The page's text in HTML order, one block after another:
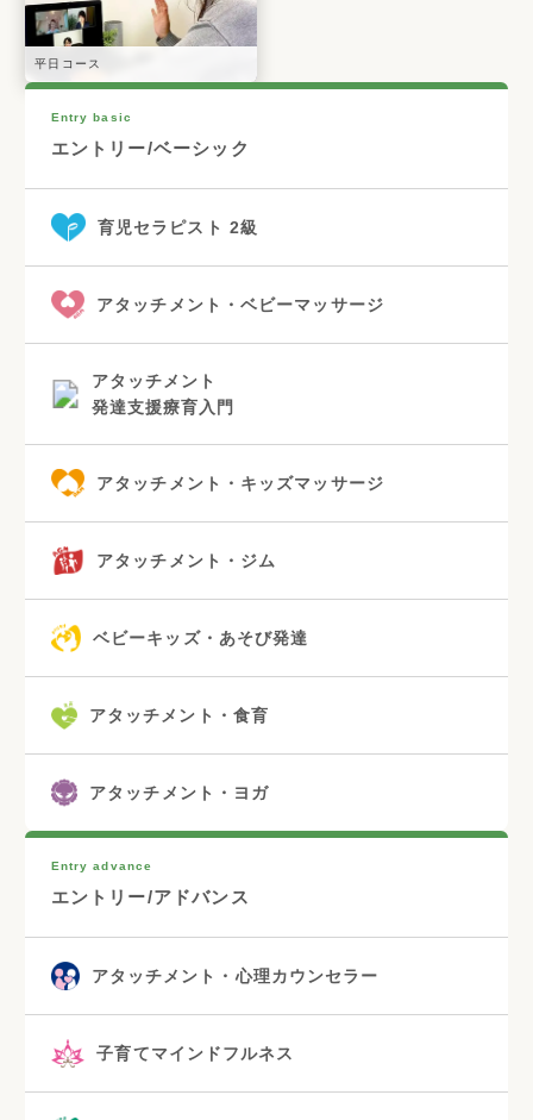
平日コース
Entry basic
エントリー/ベーシック
育児セラピスト 2級
アタッチメント・ベビーマッサージ
アタッチメント
発達支援療育入門
アタッチメント・キッズマッサージ
アタッチメント・ジム
ベビーキッズ・あそび発達
アタッチメント・食育
アタッチメント・ヨガ
Entry advance
エントリー/アドバンス
アタッチメント・心理カウンセラー
子育てマインドフルネス